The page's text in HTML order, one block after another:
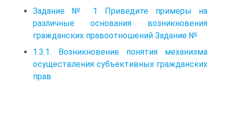
Задание № 1 Приведите примеры на
различные основания возникновения
гражданских правоотношений Задание №
1.3.1. Возникновение понятия механизма
осуществления субъективных гражданских
прав